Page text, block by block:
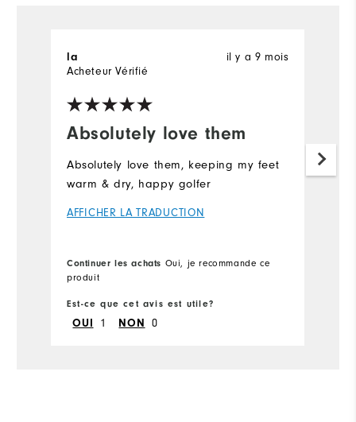
Absolutely love them
il y a 9 mois
la
Acheteur Vérifié
Absolutely love them, keeping my feet
warm & dry, happy golfer
AFFICHER LA TRADUCTION
Continuer les achats Oui, je recommande ce
produit
Est-ce que cet avis est utile?
OUI 1 NON 0